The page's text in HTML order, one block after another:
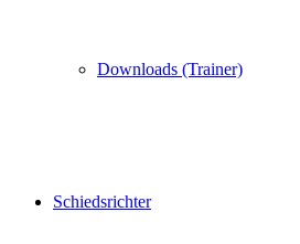
Downloads (Trainer)
Schiedsrichter